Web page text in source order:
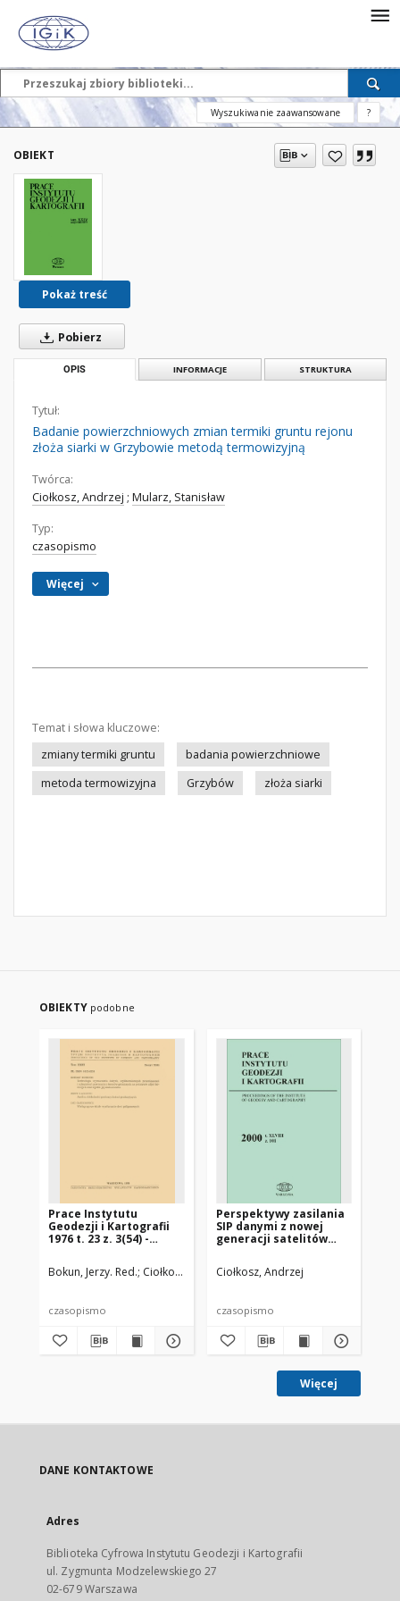
Wyszukiwanie zaawansowane ?
OBIEKT
Pokaż treść
Pobierz
OPIS INFORMACJE STRUKTURA
Tytuł:
Badanie powierzchniowych zmian termiki gruntu rejonu
złoża siarki w Grzybowie metodą termowizyjną
Twórca:
Ciołkosz, Andrzej ; Mularz, Stanisław
Typ:
czasopismo
Więcej
Temat i słowa kluczowe:
zmiany termiki gruntu
badania powierzchniowe
metoda termowizyjna
Grzybów złoża siarki
OBIEKTY podobne
Prace Instytutu
Geodezji i Kartografii
1976 t. 23 z. 3(54) -
Bokun, Jerzy. Red. Ciołkosz, Andrzej. Red. Podlacha, Krystyna. Red.
czasopismo
Perspektywy zasilania
SIP danymi z nowej
generacji satelitów
Ciołkosz, Andrzej
czasopismo
Więcej
DANE KONTAKTOWE
Adres
Biblioteka Cyfrowa Instytutu Geodezji i Kartografii
ul. Zygmunta Modzelewskiego 27
02-679 Warszawa